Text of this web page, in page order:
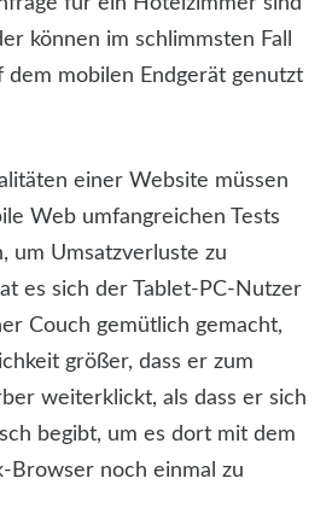
können im schlimmsten Fall
dem mobilen Endgerät genutzt
einer Website müssen
Web umfangreichen Tests
um Umsatzverluste zu
es sich der Tablet-PC-Nutzer
Couch gemütlich gemacht,
größer, dass er zum
weiterklickt, als dass er sich
begibt, um es dort mit dem
Browser noch einmal zu